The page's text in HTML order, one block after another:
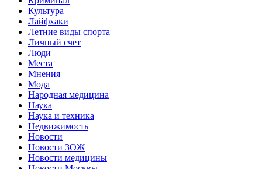
Культура
Лайфхаки
Летние виды спорта
Личный счет
Люди
Места
Мнения
Мода
Народная медицина
Наука
Наука и техника
Недвижимость
Новости
Новости ЗОЖ
Новости медицины